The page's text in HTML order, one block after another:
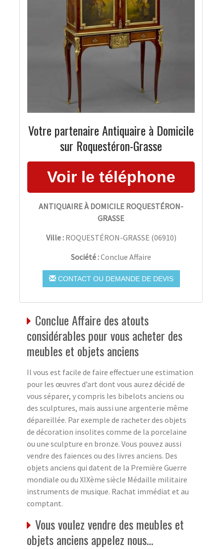
Votre partenaire Antiquaire à Domicile
sur Roquestéron-Grasse
ANTIQUAIRE À DOMICILE ROQUESTÉRON-
GRASSE
Ville : ROQUESTÉRON-GRASSE (06910)
Société :Conclue Affaire
CONTACT OU DEMANDE DE DEVIS
Conclue Affaire des atouts
considérables pour vous acheter des
meubles et objets anciens
Il vous est facile de faire effectuer une estimation
pour les œuvres d’art dont vous aurez décidé de
vous séparer, y compris les bibelots anciens ou
des sculptures, mais aussi une argenterie même
dépareillée. Par exemple de racheter des objets
de décoration insolites comme de la porcelaine
ou une sculpture en bronze. Vous pouvez aussi
vendre des faïences ou des livres anciens. Des
objets anciens qui datent de la Première Guerre
mondiale ou du XIXème siècle Médaille militaire
instruments de musique. Rachat immédiat et au
comptant.
Vous voulez vendre des meubles et
objets anciens appelez nous…